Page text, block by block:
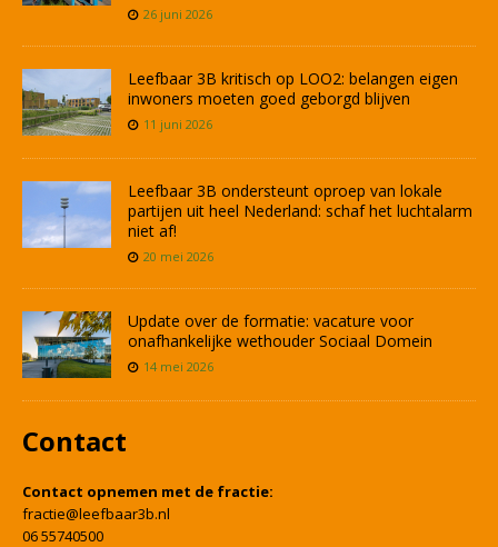
26 juni 2026
Leefbaar 3B kritisch op LOO2: belangen eigen
inwoners moeten goed geborgd blijven
11 juni 2026
Leefbaar 3B ondersteunt oproep van lokale
partijen uit heel Nederland: schaf het luchtalarm
niet af!
20 mei 2026
Update over de formatie: vacature voor
onafhankelijke wethouder Sociaal Domein
14 mei 2026
Contact
Contact opnemen met de fractie:
fractie@leefbaar3b.nl
06 55740500